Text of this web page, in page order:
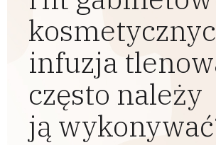
infuzja
często należy
ją